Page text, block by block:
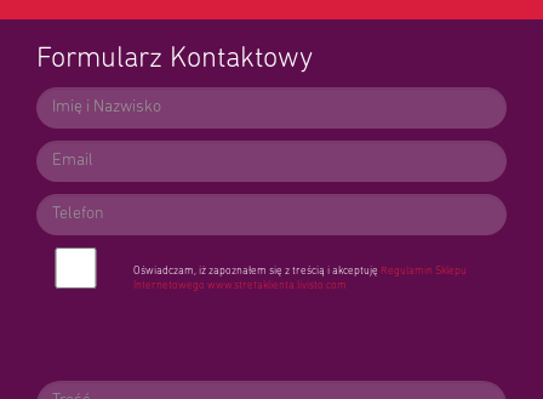
Formularz Kontaktowy
Oświadczam, iż zapoznałem się z treścią i akceptuję Regulamin Sklepu
Internetowego www.strefaklienta.livisto.com